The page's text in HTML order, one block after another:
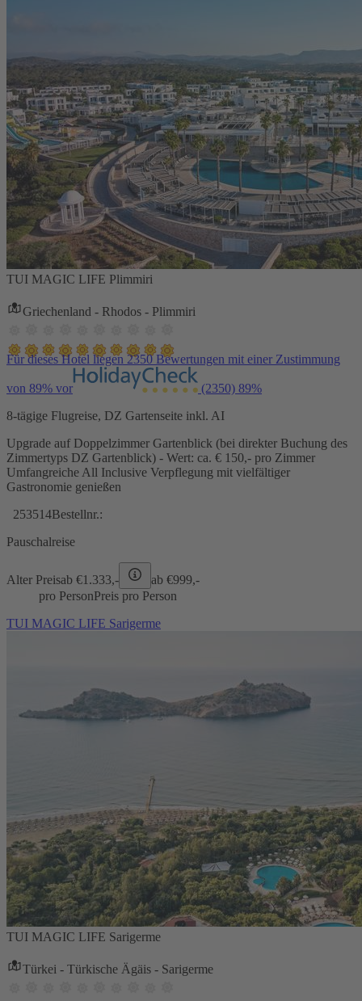
TUI MAGIC LIFE Plimmiri
Griechenland - Rhodos - Plimmiri
Für dieses Hotel liegen 2350 Bewertungen mit einer Zustimmung
von 89% vor (2350) 89%
8-tägige Flugreise, DZ Gartenseite inkl. AI
Upgrade auf Doppelzimmer Gartenblick (bei direkter Buchung des
Zimmertyps DZ Gartenblick) - Wert: ca. € 150,- pro Zimmer
Umfangreiche All Inclusive Verpflegung mit vielfältiger
Gastronomie genießen
253514Bestellnr.:
Pauschalreise
Alter Preisab €1.333,- ab €999,-
pro PersonPreis pro Person
TUI MAGIC LIFE Sarigerme
TUI MAGIC LIFE Sarigerme
Türkei - Türkische Ägäis - Sarigerme